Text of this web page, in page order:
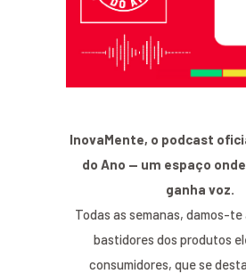
InovaMente, o podcast
do Ano — um espaço
ganha voz.
Todas as semanas, damos-
bastidores dos produtos
consumidores, que se